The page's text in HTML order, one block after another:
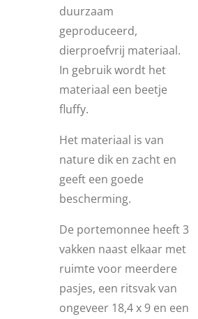
duurzaam
geproduceerd,
dierproefvrij materiaal.
In gebruik wordt het
materiaal een beetje
fluffy.
Het materiaal is van
nature dik en zacht en
geeft een goede
bescherming.
De portemonnee heeft 3
vakken naast elkaar met
ruimte voor meerdere
pasjes, een ritsvak van
ongeveer 18,4 x 9 en een